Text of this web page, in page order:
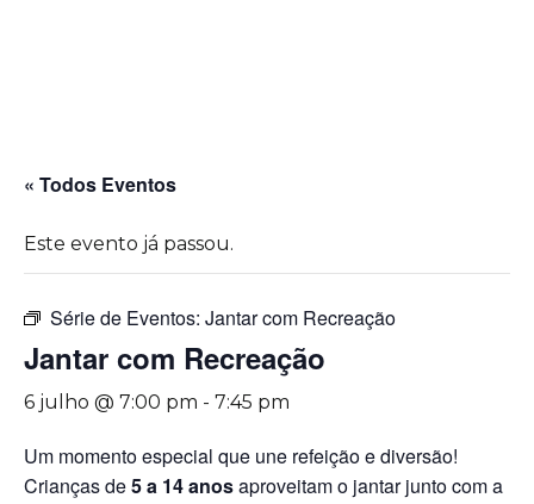
« Todos Eventos
Este evento já passou.
Série de Eventos: Jantar com Recreação
Jantar com Recreação
6 julho @ 7:00 pm - 7:45 pm
Um momento especial que une refeição e diversão!
Crianças de5 a 14 anosaproveitam o jantar junto com a